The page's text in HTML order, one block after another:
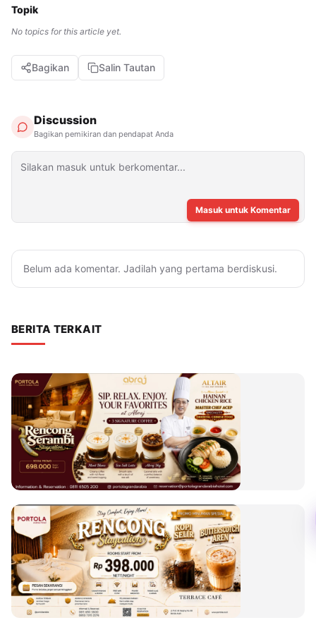
Topik
No topics for this article yet.
Bagikan Salin Tautan
Discussion
Bagikan pemikiran dan pendapat Anda
Masuk untuk Komentar
Belum ada komentar. Jadilah yang pertama berdiskusi.
BERITA TERKAIT